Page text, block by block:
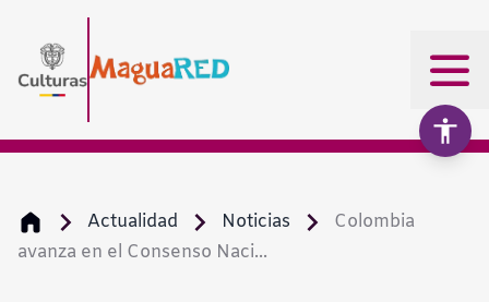
Actualidad Noticias
Colombia
avanza en el Consenso Naci...Aumentar texto